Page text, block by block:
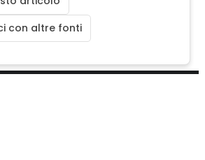
con altre fonti